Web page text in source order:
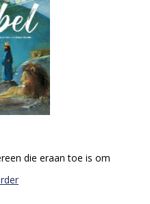
die eraan toe is om